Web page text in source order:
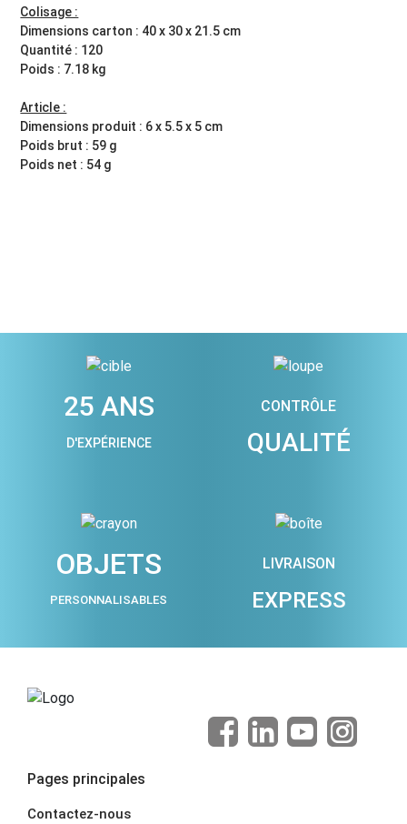
Colisage :
Dimensions carton : 40 x 30 x 21.5 cm
Quantité : 120
Poids : 7.18 kg
Article :
Dimensions produit : 6 x 5.5 x 5 cm
Poids brut : 59 g
Poids net : 54 g
25 ANS
D'EXPÉRIENCE
CONTRÔLE
QUALITÉ
OBJETS
PERSONNALISABLES
LIVRAISON
EXPRESS
Pages principales
Contactez-nous